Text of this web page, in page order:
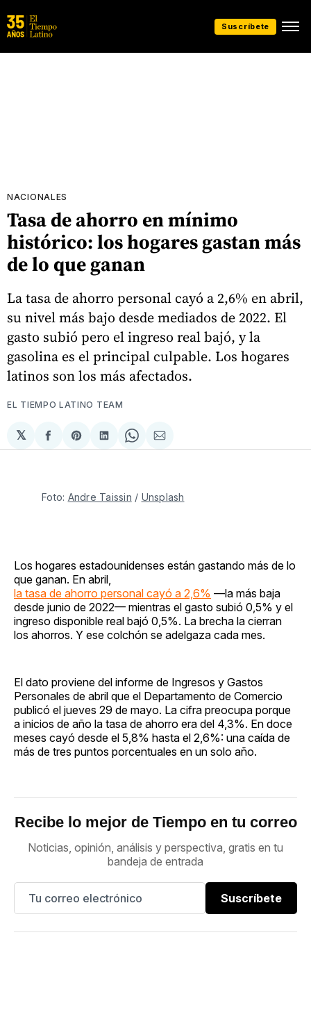
Suscríbete
NACIONALES
Tasa de ahorro en mínimo
histórico: los hogares gastan más
de lo que ganan
La tasa de ahorro personal cayó a 2,6% en abril,
su nivel más bajo desde mediados de 2022. El
gasto subió pero el ingreso real bajó, y la
gasolina es el principal culpable. Los hogares
latinos son los más afectados.
EL TIEMPO LATINO TEAM
𝕏
Compartir
en
Share
on
Compartir
en
Share
on
Compartir
via
Foto: Andre Taissin / Unsplash
Los hogares estadounidenses están gastando más de lo
que ganan. En abril,
la tasa de ahorro personal cayó a 2,6% —la más baja
desde junio de 2022— mientras el gasto subió 0,5% y el
ingreso disponible real bajó 0,5%. La brecha la cierran
los ahorros. Y ese colchón se adelgaza cada mes.
El dato proviene del informe de Ingresos y Gastos
Personales de abril que el Departamento de Comercio
publicó el jueves 29 de mayo. La cifra preocupa porque
a inicios de año la tasa de ahorro era del 4,3%. En doce
meses cayó desde el 5,8% hasta el 2,6%: una caída de
más de tres puntos porcentuales en un solo año.
Recibe lo mejor de Tiempo en tu correo
Noticias, opinión, análisis y perspectiva, gratis en tu
bandeja de entrada
Suscríbete